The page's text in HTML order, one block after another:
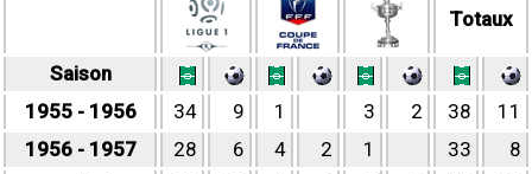
Totaux
Saison
1955 - 1956
34 9 1 3 2 38
11
1956 - 1957
28 6 4 2 1 33
8